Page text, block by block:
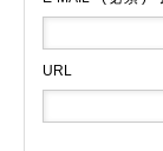
URL